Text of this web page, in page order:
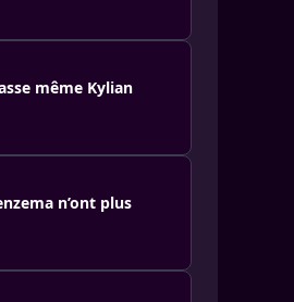
même Kylian
n’ont plus